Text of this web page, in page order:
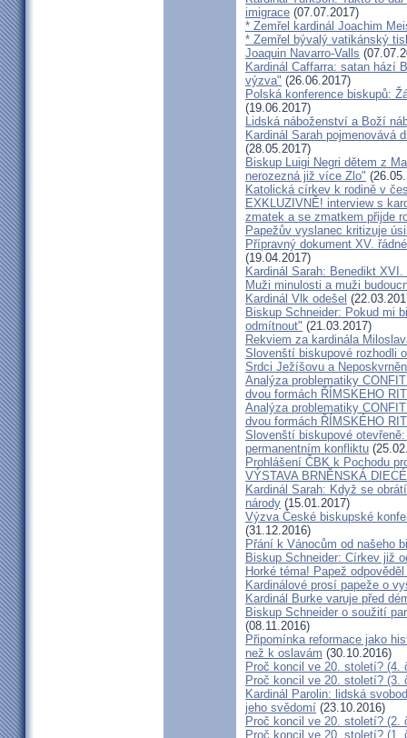
imigrace (07.07.2017)
* Zemřel kardinál Joachim
* Zemřel bývalý vatikánský
Joaquin Navarro-Valls
Kardinál Caffarra: satan hází
výzva" (26.06.2017)
Polská konference biskupů:
(19.06.2017)
Lidská náboženství a Boží
Kardinál Sarah pojmenovává
(28.05.2017)
Biskup Luigi Negri dětem z
nerozezná již více Zlo"
Katolická církev k rodině v
EXKLUZIVNĚ! interview s
zmatek a se zmatkem přijde
Papežův vyslanec kritizuje
Přípravný dokument XV.
(19.04.2017)
Kardinál Sarah: Benedikt
Muži minulosti a muži
Kardinál Vlk odešel
Biskup Schneider: Pokud mi
odmítnout" (21.03.2017)
Rekviem za kardinála
Slovenští biskupové rozhodli
Srdci Ježíšovu a
Analýza problematiky
dvou formách ŘÍMSKEHO
Analýza problematiky
dvou formách ŘÍMSKÉHO
Slovenští biskupové
permanentním konfliktu
Prohlášení ČBK k Pochodu
VÝSTAVA BRNĚNSKÁ
Kardinál Sarah: Když se
národy (15.01.2017)
Výzva České biskupské
(31.12.2016)
Přání k Vánocům od našeho
Biskup Schneider: Církev již
Horké téma! Papež
Kardinálové prosí papeže o
Kardinál Burke varuje před
Biskup Schneider o soužití
(08.11.2016)
Připomínka reformace jako
než k oslavám (30.10.2016)
Proč koncil ve 20. století? (4.
Proč koncil ve 20. století? (3.
Kardinál Parolin: lidská
jeho svědomí (23.10.2016)
Proč koncil ve 20. století? (2.
Proč koncil ve 20. století? (1.